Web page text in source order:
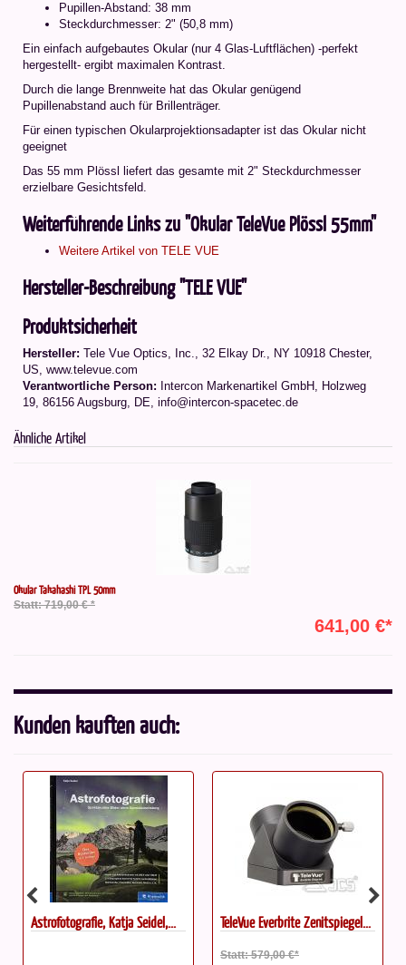
Pupillen-Abstand: 38 mm
Steckdurchmesser: 2" (50,8 mm)
Ein einfach aufgebautes Okular (nur 4 Glas-Luftflächen) -perfekt
hergestellt- ergibt maximalen Kontrast.
Durch die lange Brennweite hat das Okular genügend
Pupillenabstand auch für Brillenträger.
Für einen typischen Okularprojektionsadapter ist das Okular nicht
geeignet
Das 55 mm Plössl liefert das gesamte mit 2" Steckdurchmesser
erzielbare Gesichtsfeld.
Weiterführende Links zu "Okular TeleVue Plössl 55mm"
Weitere Artikel von TELE VUE
Hersteller-Beschreibung "TELE VUE"
Produktsicherheit
Hersteller: Tele Vue Optics, Inc., 32 Elkay Dr., NY 10918 Chester,
US, www.televue.com
Verantwortliche Person: Intercon Markenartikel GmbH, Holzweg
19, 86156 Augsburg, DE, info@intercon-spacetec.de
Ähnliche Artikel
Okular Takahashi TPL 50mm
Statt: 719,00 € *
641,00 €*
Kunden kauften auch:
Astrofotografie, Katja Seidel,... TeleVue Everbrite Zenitspiegel...
Statt: 579,00 €*